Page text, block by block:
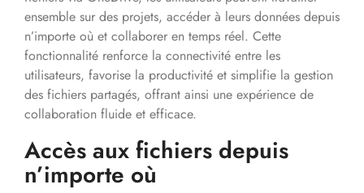
ensemble sur des projets, accéder à leurs données depuis
n’importe où et collaborer en temps réel. Cette
fonctionnalité renforce la connectivité entre les
utilisateurs, favorise la productivité et simplifie la gestion
des fichiers partagés, offrant ainsi une expérience de
collaboration fluide et efficace.
Accès aux fichiers depuis
n’importe où